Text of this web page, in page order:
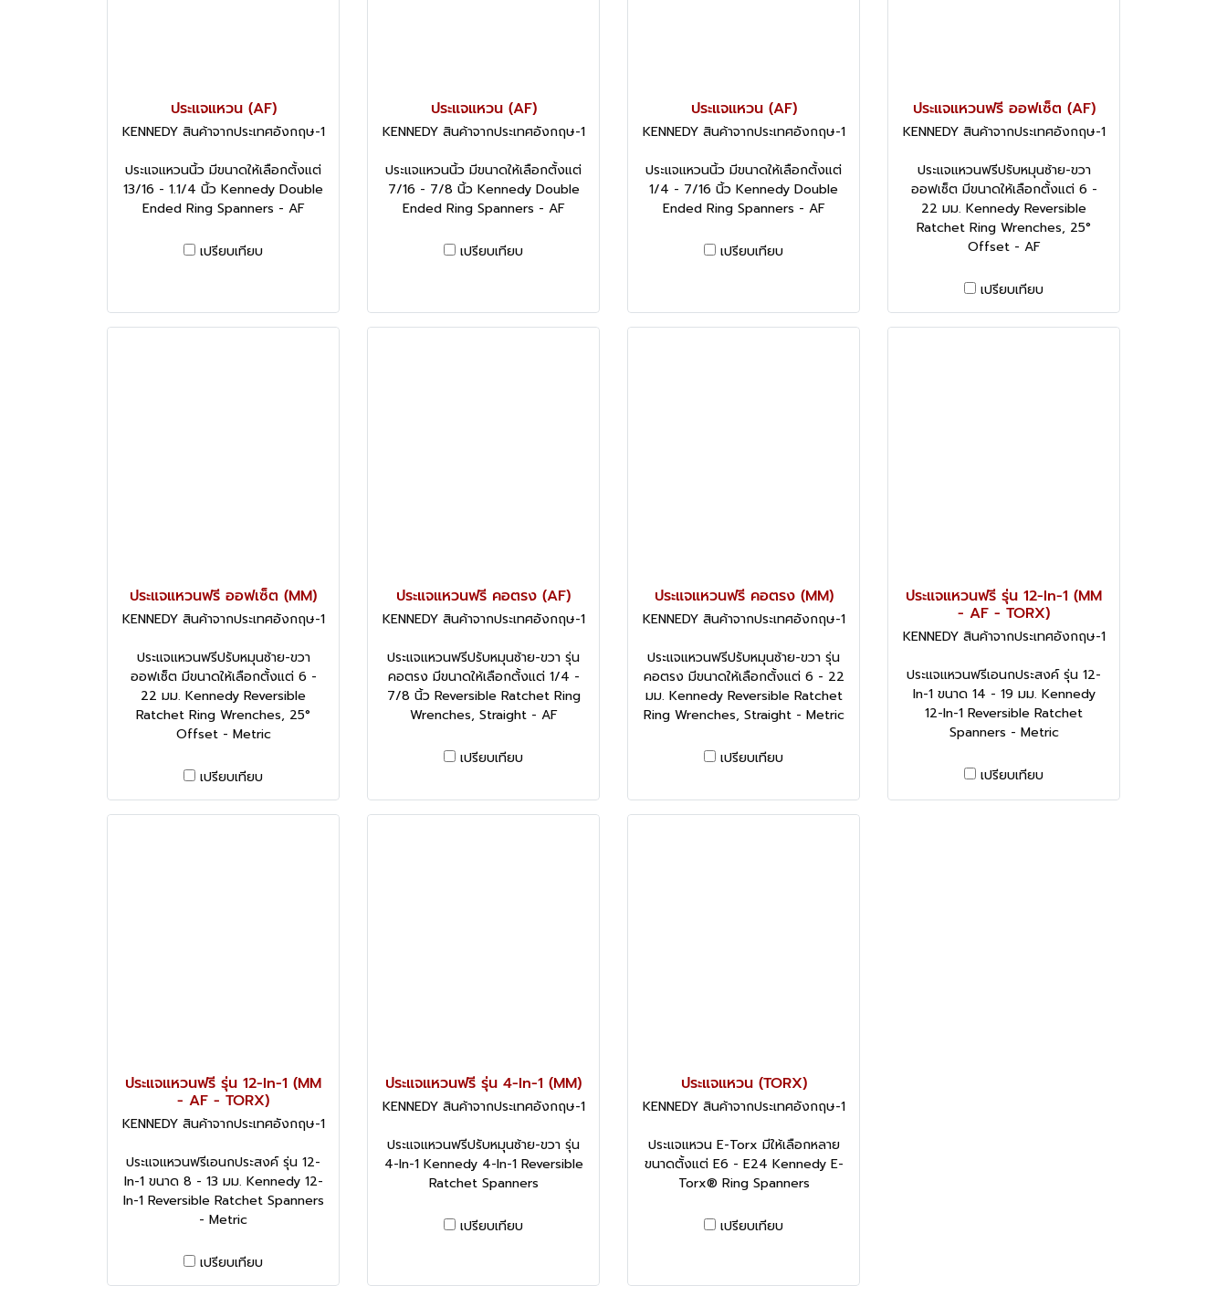
ประแจแหวน (AF)
KENNEDY สินค้าจากประเทศอังกฤษ-1
ประแจแหวนนิ้ว มีขนาดให้เลือกตั้งแต่
13/16 - 1.1/4 นิ้ว Kennedy Double
Ended Ring Spanners - AF
เปรียบเทียบ
ประแจแหวน (AF)
KENNEDY สินค้าจากประเทศอังกฤษ-1
ประแจแหวนนิ้ว มีขนาดให้เลือกตั้งแต่
7/16 - 7/8 นิ้ว Kennedy Double
Ended Ring Spanners - AF
เปรียบเทียบ
ประแจแหวน (AF)
KENNEDY สินค้าจากประเทศอังกฤษ-1
ประแจแหวนนิ้ว มีขนาดให้เลือกตั้งแต่
1/4 - 7/16 นิ้ว Kennedy Double
Ended Ring Spanners - AF
เปรียบเทียบ
ประแจแหวนฟรี ออฟเซ็ต (AF)
KENNEDY สินค้าจากประเทศอังกฤษ-1
ประแจแหวนฟรีปรับหมุนซ้าย-ขวา
ออฟเซ็ต มีขนาดให้เลือกตั้งแต่ 6 -
22 มม. Kennedy Reversible
Ratchet Ring Wrenches, 25°
Offset - AF
เปรียบเทียบ
ประแจแหวนฟรี ออฟเซ็ต (MM)
KENNEDY สินค้าจากประเทศอังกฤษ-1
ประแจแหวนฟรีปรับหมุนซ้าย-ขวา
ออฟเซ็ต มีขนาดให้เลือกตั้งแต่ 6 -
22 มม. Kennedy Reversible
Ratchet Ring Wrenches, 25°
Offset - Metric
เปรียบเทียบ
ประแจแหวนฟรี คอตรง (AF)
KENNEDY สินค้าจากประเทศอังกฤษ-1
ประแจแหวนฟรีปรับหมุนซ้าย-ขวา รุ่น
คอตรง มีขนาดให้เลือกตั้งแต่ 1/4 -
7/8 นิ้ว Reversible Ratchet Ring
Wrenches, Straight - AF
เปรียบเทียบ
ประแจแหวนฟรี คอตรง (MM)
KENNEDY สินค้าจากประเทศอังกฤษ-1
ประแจแหวนฟรีปรับหมุนซ้าย-ขวา รุ่น
คอตรง มีขนาดให้เลือกตั้งแต่ 6 - 22
มม. Kennedy Reversible Ratchet
Ring Wrenches, Straight - Metric
เปรียบเทียบ
ประแจแหวนฟรี รุ่น 12-In-1 (MM
- AF - TORX)
KENNEDY สินค้าจากประเทศอังกฤษ-1
ประแจแหวนฟรีเอนกประสงค์ รุ่น 12-
In-1 ขนาด 14 - 19 มม. Kennedy
12-In-1 Reversible Ratchet
Spanners - Metric
เปรียบเทียบ
ประแจแหวนฟรี รุ่น 12-In-1 (MM
- AF - TORX)
KENNEDY สินค้าจากประเทศอังกฤษ-1
ประแจแหวนฟรีเอนกประสงค์ รุ่น 12-
In-1 ขนาด 8 - 13 มม. Kennedy 12-
In-1 Reversible Ratchet Spanners
- Metric
เปรียบเทียบ
ประแจแหวนฟรี รุ่น 4-In-1 (MM)
KENNEDY สินค้าจากประเทศอังกฤษ-1
ประแจแหวนฟรีปรับหมุนซ้าย-ขวา รุ่น
4-In-1 Kennedy 4-In-1 Reversible
Ratchet Spanners
เปรียบเทียบ
ประแจแหวน (TORX)
KENNEDY สินค้าจากประเทศอังกฤษ-1
ประแจแหวน E-Torx มีให้เลือกหลาย
ขนาดตั้งแต่ E6 - E24 Kennedy E-
Torx® Ring Spanners
เปรียบเทียบ